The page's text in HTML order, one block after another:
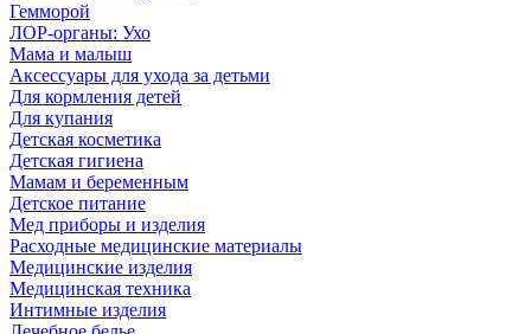
Гемморой
ЛОР-органы: Ухо
Мама и малыш
Аксессуары для ухода за детьми
Для кормления детей
Для купания
Детская косметика
Детская гигиена
Мамам и беременным
Детское питание
Мед приборы и изделия
Расходные медицинские материалы
Медицинские изделия
Медицинская техника
Интимные изделия